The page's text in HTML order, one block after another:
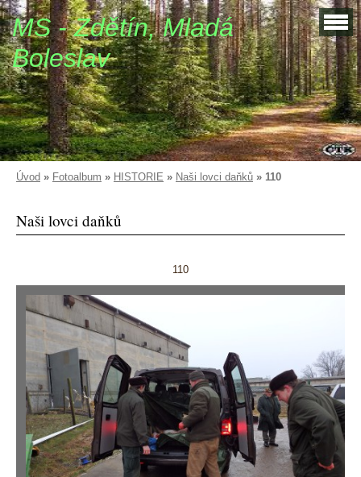
MS - Zdětín, Mladá
Boleslav
Úvod » Fotoalbum » HISTORIE » Naši lovci daňků » 110
Naši lovci daňků
110